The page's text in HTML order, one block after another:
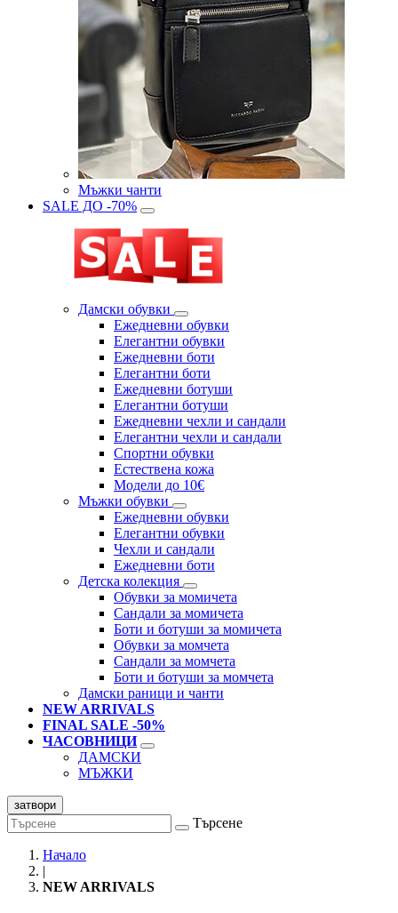
Мъжки чанти
SALE ДО -70%
Дамски обувки
Eжедневни обувки
Eлегантни обувки
Eжедневни боти
Eлегантни боти
Eжедневни ботуши
Eлегантни ботуши
Ежедневни чехли и сандали
Елегантни чехли и сандали
Спортни обувки
Естествена кожа
Модели до 10€
Мъжки обувки
Ежедневни обувки
Елегантни обувки
Чехли и сандали
Ежедневни боти
Детска колекция
Обувки за момичета
Сандали за момичета
Боти и ботуши за момичета
Обувки за момчета
Сандали за момчета
Боти и ботуши за момчета
Дамски раници и чанти
NEW ARRIVALS
FINAL SALE -50%
ЧАСОВНИЦИ
ДАМСКИ
МЪЖКИ
затвори
Търсене
Начало
|
NEW ARRIVALS